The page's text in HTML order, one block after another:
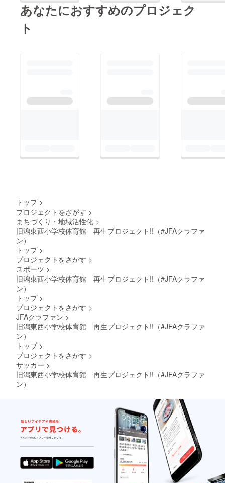
あなたにおすすめのプロジェク
ト
トップ >
プロジェクトをさがす >
まちづくり・地域活性化 >
旧潟東西小学校体育館 再生プロジェクト!!（#JFAクラファ
ン）
トップ >
プロジェクトをさがす >
スポーツ >
旧潟東西小学校体育館 再生プロジェクト!!（#JFAクラファ
ン）
トップ >
プロジェクトをさがす >
JFAクラファン >
旧潟東西小学校体育館 再生プロジェクト!!（#JFAクラファ
ン）
トップ >
プロジェクトをさがす >
サッカー >
旧潟東西小学校体育館 再生プロジェクト!!（#JFAクラファ
ン）